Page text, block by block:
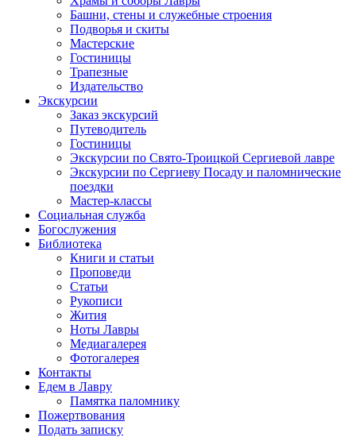
Башни, стены и служебные строения
Подворья и скиты
Мастерские
Гостиницы
Трапезные
Издательство
Экскурсии
Заказ экскурсий
Путеводитель
Гостиницы
Экскурсии по Свято-Троицкой Сергиевой лавре
Экскурсии по Сергиеву Посаду и паломнические
поездки
Мастер-классы
Социальная служба
Богослужения
Библиотека
Книги и статьи
Проповеди
Статьи
Рукописи
Жития
Ноты Лавры
Медиагалерея
Фотогалерея
Контакты
Едем в Лавру
Памятка паломнику
Пожертвования
Подать записку